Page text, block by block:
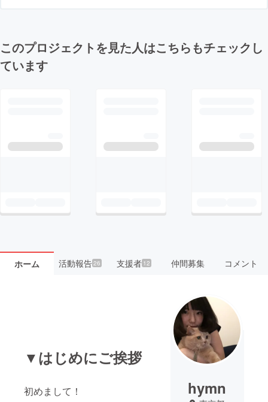
このプロジェクトを見た人はこちらもチェックし
ています
ホーム 活動報告26 支援者 12 仲間募集 コメント
▼はじめにご挨拶
初めまして！ hymn